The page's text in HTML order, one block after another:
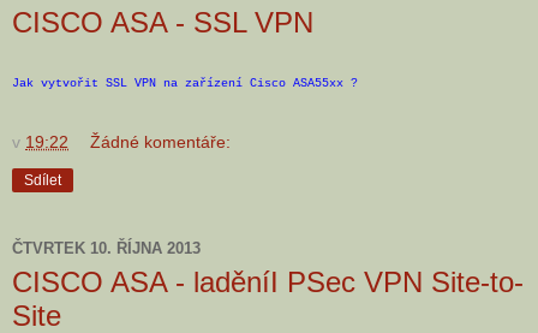
CISCO ASA - SSL VPN
Jak vytvořit SSL VPN na zařízení Cisco ASA55xx ?
v 19:22 Žádné komentáře:
Sdílet
ČTVRTEK 10. ŘÍJNA 2013
CISCO ASA - laděníI PSec VPN Site-to-
Site